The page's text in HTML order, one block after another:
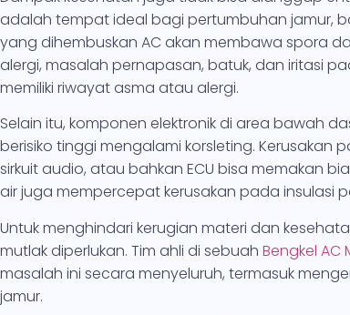
adalah tempat ideal bagi pertumbuhan jamur,
yang dihembuskan AC akan membawa spora
alergi, masalah pernapasan, batuk, dan iritasi
memiliki riwayat asma atau alergi.
Selain itu, komponen elektronik di area bawah
berisiko tinggi mengalami korsleting. Kerusakan
sirkuit audio, atau bahkan ECU bisa memakan
air juga mempercepat kerusakan pada insulasi
Untuk menghindari kerugian materi dan
mutlak diperlukan. Tim ahli di sebuah Bengkel AC
masalah ini secara menyeluruh, termasuk
jamur.